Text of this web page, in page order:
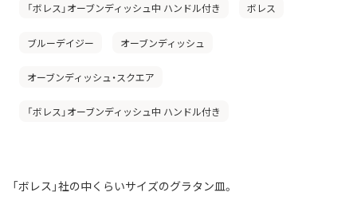
「ボレス」オーブンディッシュ中 ハンドル付き ボレス
ブルーデイジー オーブンディッシュ
オーブンディッシュ・スクエア
「ボレス」オーブンディッシュ中 ハンドル付き
「ボレス」社の中くらいサイズのグラタン皿。